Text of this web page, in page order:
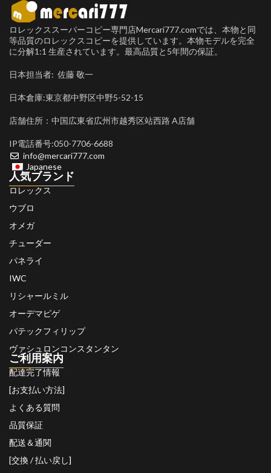
ロレックススーパーコピー専門店Mercari777.comでは、本物と同
等品質のロレックスコピーを提供しています。本物モデルを完全
に分解1:1 生産されています。最高品質と5年間の保証。
日本担当者: 佐藤 敬一
日本倉庫:東京都中野区中野5-52-15
店舗住所：中国広東省広州市越秀区站西路 A店舗
IP電話番号:050-7706-6688
info@mercari777.com
Japanese
人気ブランド
ロレックス
ウブロ
オメガ
チューダー
パネライ
IWC
リシャールミル
オーデマピゲ
パテックフィリップ
ヴァシュロンコンスタンタン
ご利用案内
配達完了情報
[お支払い方法]
よくある質問
品質保証
配送＆通関
[交換 / 払い戻し]